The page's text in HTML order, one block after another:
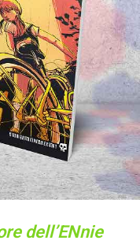
dell’ENnie